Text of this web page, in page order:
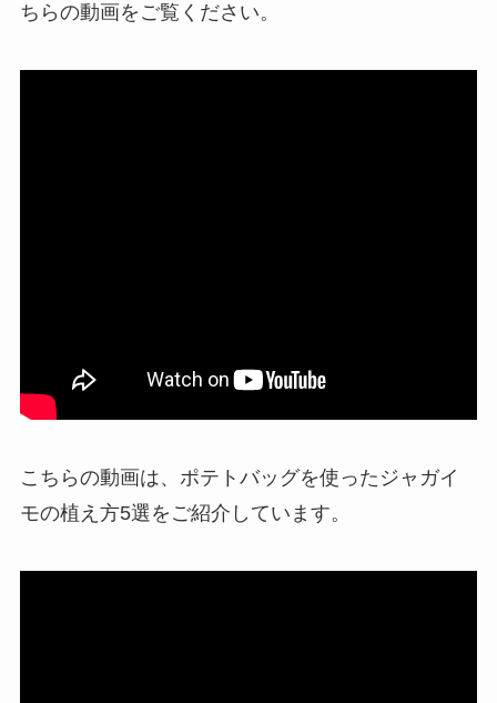
ちらの動画をご覧ください。
こちらの動画は、ポテトバッグを使ったジャガイ
モの植え方5選をご紹介しています。